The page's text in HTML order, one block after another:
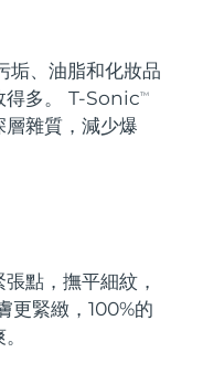
垢、油脂和化妝品
得多。 T-SonicTM
雜質，減少爆
點，撫平細紋，
更緊緻，100%的
預計送達日期
預計送達日期 8/14/26
預計送達日期8/10/26